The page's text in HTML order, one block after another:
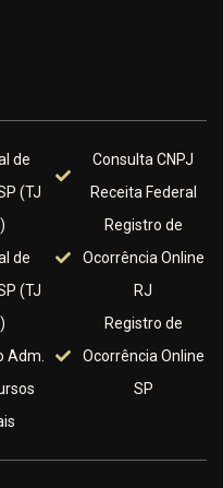
de
(TJ
de
(TJ
Adm.
Consulta CNPJ
Receita Federal
Registro de
Ocorrência Online
RJ
Registro de
Ocorrência Online
SP